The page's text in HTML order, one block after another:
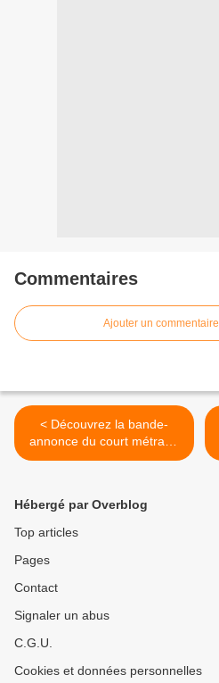
Commentaires
Ajouter un commentaire
< Découvrez la bande-
annonce du court métrage
« Bienvenue chez Doug »
Hébergé par Overblog
Top articles
Pages
Contact
Signaler un abus
C.G.U.
Cookies et données personnelles